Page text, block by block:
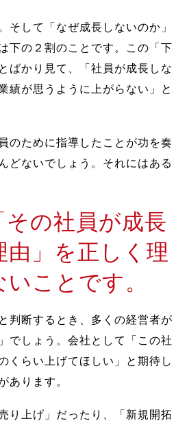
そして「なぜ成長しないのか」
下の２割のことです。この「下
ばかり見て、「社員が成長しな
績が思うように上がらない」と
のために指導したことが功を奏
どないでしょう。それにはある
の社員が成長
由」を正しく理
ことです。
判断するとき、多くの経営者が
でしょう。会社として「この社
くらい上げてほしい」と期待し
あります。
り上げ」だったり、「新規開拓